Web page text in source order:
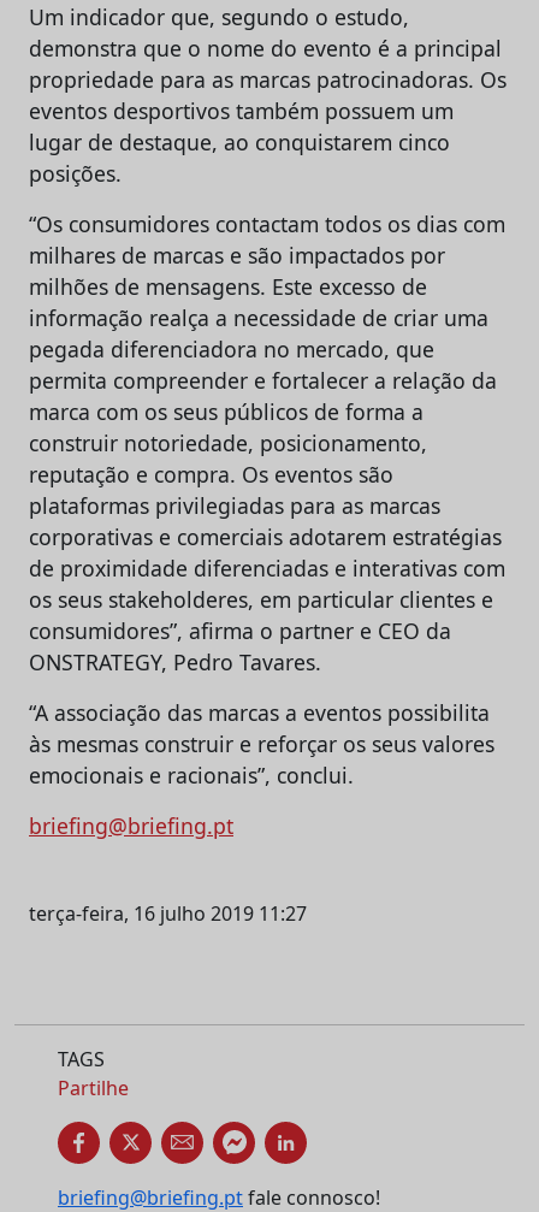
Um indicador que, segundo o estudo,
demonstra que o nome do evento é a principal
propriedade para as marcas patrocinadoras. Os
eventos desportivos também possuem um
lugar de destaque, ao conquistarem cinco
posições.
“Os consumidores contactam todos os dias com
milhares de marcas e são impactados por
milhões de mensagens. Este excesso de
informação realça a necessidade de criar uma
pegada diferenciadora no mercado, que
permita compreender e fortalecer a relação da
marca com os seus públicos de forma a
construir notoriedade, posicionamento,
reputação e compra. Os eventos são
plataformas privilegiadas para as marcas
corporativas e comerciais adotarem estratégias
de proximidade diferenciadas e interativas com
os seus stakeholderes, em particular clientes e
consumidores”, afirma o partner e CEO da
ONSTRATEGY, Pedro Tavares.
“A associação das marcas a eventos possibilita
às mesmas construir e reforçar os seus valores
emocionais e racionais”, conclui.
briefing@briefing.pt
terça-feira, 16 julho 2019 11:27
TAGS
Partilhe
briefing@briefing.ptfale connosco!